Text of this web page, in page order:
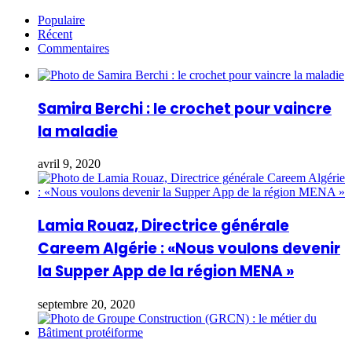
Populaire
Récent
Commentaires
Samira Berchi : le crochet pour vaincre
la maladie
avril 9, 2020
Lamia Rouaz, Directrice générale
Careem Algérie : «Nous voulons devenir
la Supper App de la région MENA »
septembre 20, 2020